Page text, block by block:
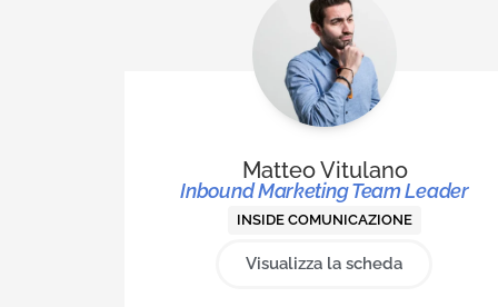
Matteo Vitulano
Inbound Marketing Team Leader
INSIDE COMUNICAZIONE
Visualizza la scheda